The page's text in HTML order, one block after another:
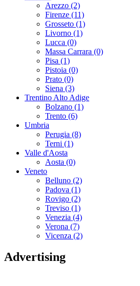
Arezzo (2)
Firenze (11)
Grosseto (1)
Livorno (1)
Lucca (0)
Massa Carrara (0)
Pisa (1)
Pistoia (0)
Prato (0)
Siena (3)
Trentino Alto Adige
Bolzano (1)
Trento (6)
Umbria
Perugia (8)
Terni (1)
Valle d'Aosta
Aosta (0)
Veneto
Belluno (2)
Padova (1)
Rovigo (2)
Treviso (1)
Venezia (4)
Verona (7)
Vicenza (2)
Advertising